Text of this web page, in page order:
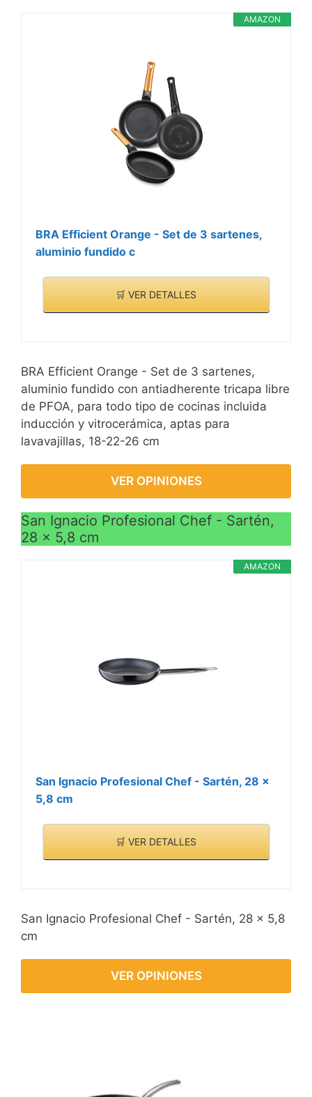
AMAZON
BRA Efficient Orange - Set de 3 sartenes,
aluminio fundido c
🛒 VER DETALLES
BRA Efficient Orange - Set de 3 sartenes,
aluminio fundido con antiadherente tricapa libre
de PFOA, para todo tipo de cocinas incluida
inducción y vitrocerámica, aptas para
lavavajillas, 18-22-26 cm
VER OPINIONES
San Ignacio Profesional Chef - Sartén,
28 x 5,8 cm
AMAZON
San Ignacio Profesional Chef - Sartén, 28 x
5,8 cm
🛒 VER DETALLES
San Ignacio Profesional Chef - Sartén, 28 x 5,8
cm
VER OPINIONES